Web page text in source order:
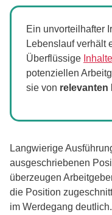
Ein unvorteilhafter
Lebenslauf verhält
Überflüssige
potenziellen
sie von relevanten
Langwierige
ausgeschriebenen
überzeugen
die Position
im Werdegang deutlich.